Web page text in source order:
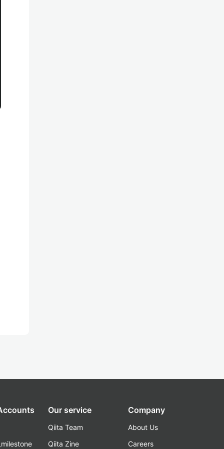
Our service
Qiita Team
Qiita Zine
Company
About Us
Careers